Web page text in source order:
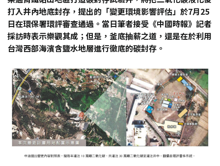
打入井內地底封存，提出的「變更環境影響評估」於7月25
日在環保署環評審查通過。當日筆者接受《中國時報》記者
採訪時表示樂觀其成；但是，釜底抽薪之道，還是在於利用
台灣西部海濱含鹽水地層進行徹底的碳封存。